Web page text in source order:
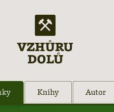
VZHŮRU
DOLŮ
Knihy Autor